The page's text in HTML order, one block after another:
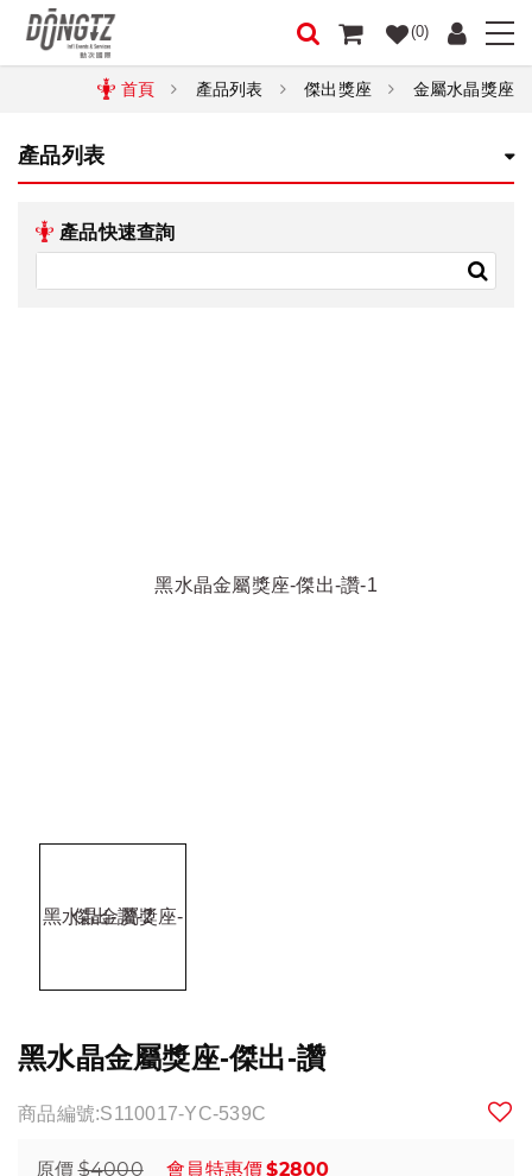
(0)
首頁 產品列表 傑出獎座 金屬水晶獎座
產品列表
產品快速查詢
黑水晶金屬獎座-傑出-讚
商品編號:S110017-YC-539C
原價 $4000 會員特惠價$2800